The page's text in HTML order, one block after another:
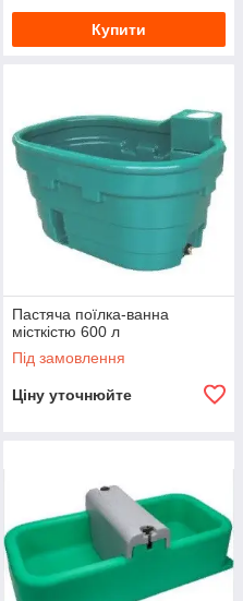
Купити
Пастяча поїлка-ванна
місткістю 600 л
Під замовлення
Ціну уточнюйте